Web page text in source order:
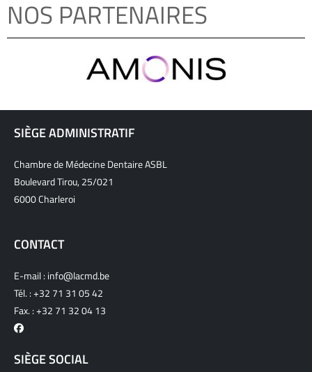
NOS PARTENAIRES
SIÈGE ADMINISTRATIF
Chambre de Médecine Dentaire ASBL
Boulevard Tirou, 25/021
6000 Charleroi
CONTACT
E-mail : info@lacmd.be
Tél. :+32 71 31 05 42
Fax. : +32 71 32 04 13
SIÈGE SOCIAL